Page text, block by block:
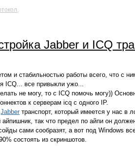
,
Jabber и ICQ
и стабильностью работы всего, что с
ICQ... все привыкли ужо...
не могу, то с ICQ помочь могу))
к серверам icq с одного IP.
Jabber транспорт, который имеется у нас в
так что предел по айпи он
сами сообразят, а вот под Windows
состоять из скриншотов.